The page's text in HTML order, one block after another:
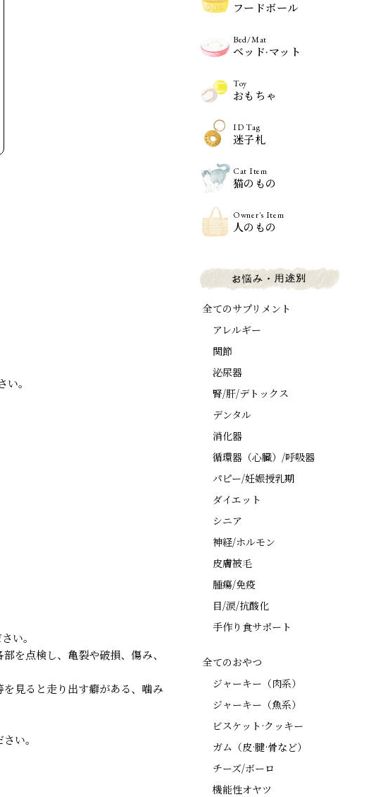
。
い。
を点検し、亀裂や破損、傷み、
見ると走り出す癖がある、噛み
い。
フードボール
Bed/Mat
ベッド·マット
Toy
おもちゃ
ID Tag
迷子札
Cat Item
猫のもの
Owner's Item
人のもの
全てのサプリメント
アレルギー
関節
泌尿器
腎/肝/デトックス
デンタル
消化器
循環器（心臓）/呼吸器
パピー/妊娠授乳期
ダイエット
シニア
神経/ホルモン
皮膚被毛
腫瘍/免疫
目/涙/抗酸化
手作り食サポート
全てのおやつ
ジャーキー（肉系）
ジャーキー（魚系）
ビスケット·クッキー
ガム（皮·腱·骨など）
チーズ/ボーロ
機能性オヤツ